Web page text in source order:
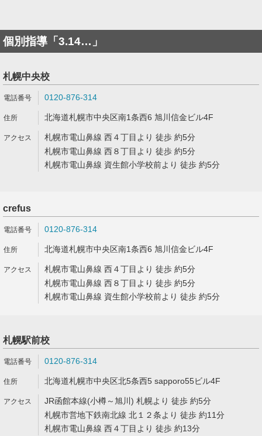
個別指導「3.14…」
札幌中央校
0120-876-314
北海道札幌市中央区南1条西6 旭川信金ビル4F
札幌市電山鼻線 西４丁目より 徒歩 約5分
札幌市電山鼻線 西８丁目より 徒歩 約5分
札幌市電山鼻線 資生館小学校前より 徒歩 約5分
crefus
0120-876-314
北海道札幌市中央区南1条西6 旭川信金ビル4F
札幌市電山鼻線 西４丁目より 徒歩 約5分
札幌市電山鼻線 西８丁目より 徒歩 約5分
札幌市電山鼻線 資生館小学校前より 徒歩 約5分
札幌駅前校
0120-876-314
北海道札幌市中央区北5条西5 sapporo55ビル4F
JR函館本線(小樽～旭川) 札幌より 徒歩 約5分
札幌市営地下鉄南北線 北１２条より 徒歩 約11分
札幌市電山鼻線 西４丁目より 徒歩 約13分